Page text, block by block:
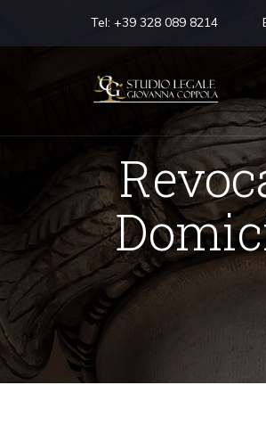
Tel: +39 328 089 8214